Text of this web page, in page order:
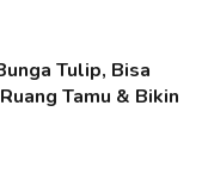
Tulip, Bisa
Tamu & Bikin